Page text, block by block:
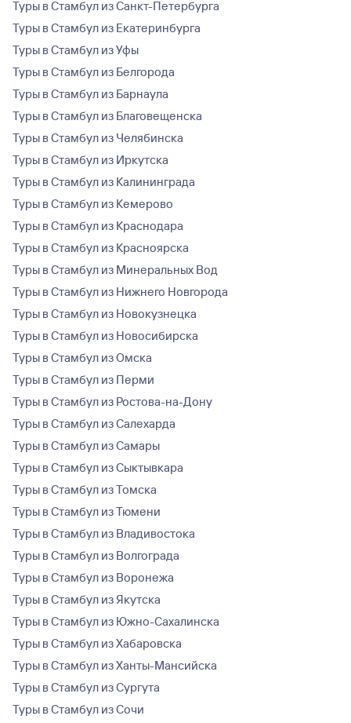
Туры в Стамбул из Санкт-Петербурга
Туры в Стамбул из Екатеринбурга
Туры в Стамбул из Уфы
Туры в Стамбул из Белгорода
Туры в Стамбул из Барнаула
Туры в Стамбул из Благовещенска
Туры в Стамбул из Челябинска
Туры в Стамбул из Иркутска
Туры в Стамбул из Калининграда
Туры в Стамбул из Кемерово
Туры в Стамбул из Краснодара
Туры в Стамбул из Красноярска
Туры в Стамбул из Минеральных Вод
Туры в Стамбул из Нижнего Новгорода
Туры в Стамбул из Новокузнецка
Туры в Стамбул из Новосибирска
Туры в Стамбул из Омска
Туры в Стамбул из Перми
Туры в Стамбул из Ростова-на-Дону
Туры в Стамбул из Салехарда
Туры в Стамбул из Самары
Туры в Стамбул из Сыктывкара
Туры в Стамбул из Томска
Туры в Стамбул из Тюмени
Туры в Стамбул из Владивостока
Туры в Стамбул из Волгограда
Туры в Стамбул из Воронежа
Туры в Стамбул из Якутска
Туры в Стамбул из Южно-Сахалинска
Туры в Стамбул из Хабаровска
Туры в Стамбул из Ханты-Мансийска
Туры в Стамбул из Сургута
Туры в Стамбул из Сочи